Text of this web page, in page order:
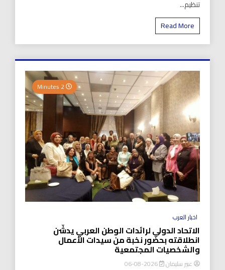
تنظيم...
Read More
اخبار العرب
الاتحاد الدولي لرائدات الوطن العربي يدشّن
انطلاقته بحضور نخبة من سيدات الأعمال
والشخصيات المجتمعية
عبير سليمان 2026-08-06